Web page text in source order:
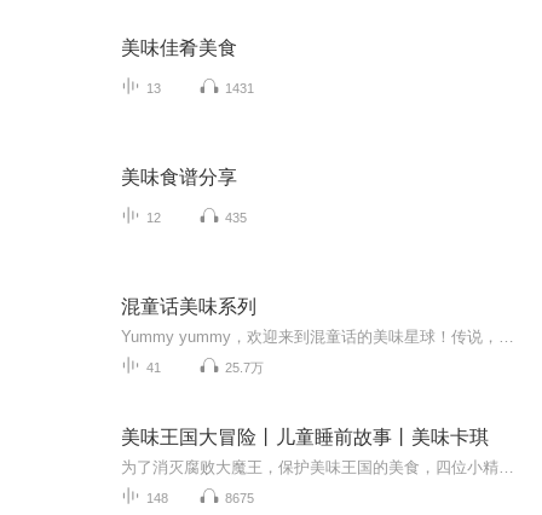
美味佳肴美食
13 1431
美味食谱分享
12 435
混童话美味系列
41 25.7万
美味王国大冒险丨儿童睡前故事丨美味卡琪
148 8675